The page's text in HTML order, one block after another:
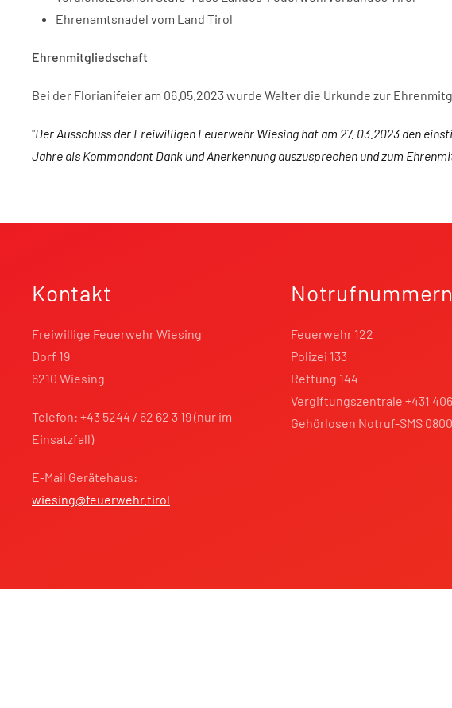
Ehrenamtsnadel vom Land Tirol
Ehrenmitgliedschaft
Bei der Florianifeier am 06.05.2023 wurde Walter die Urkunde zur
"Der Ausschuss der Freiwilligen Feuerwehr Wiesing hat am 27. 03.2023 den
Jahre als Kommandant Dank und Anerkennung auszusprechen und zum
Kontakt
Freiwillige Feuerwehr Wiesing
Dorf 19
6210 Wiesing
Telefon: +43 5244 / 62 62 3 19 (nur im
Einsatzfall)
E-Mail Gerätehaus:
wiesing@feuerwehr.tirol
Notrufnummern
Feuerwehr 122
Polizei 133
Rettung 144
Vergiftungszentrale +431
Gehörlosen Notruf-SMS 0800